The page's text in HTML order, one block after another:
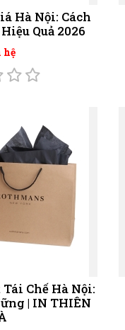
Hà Nội: Cách
Quả 2026
hệ
Chế Hà Nội:
| IN THIÊN